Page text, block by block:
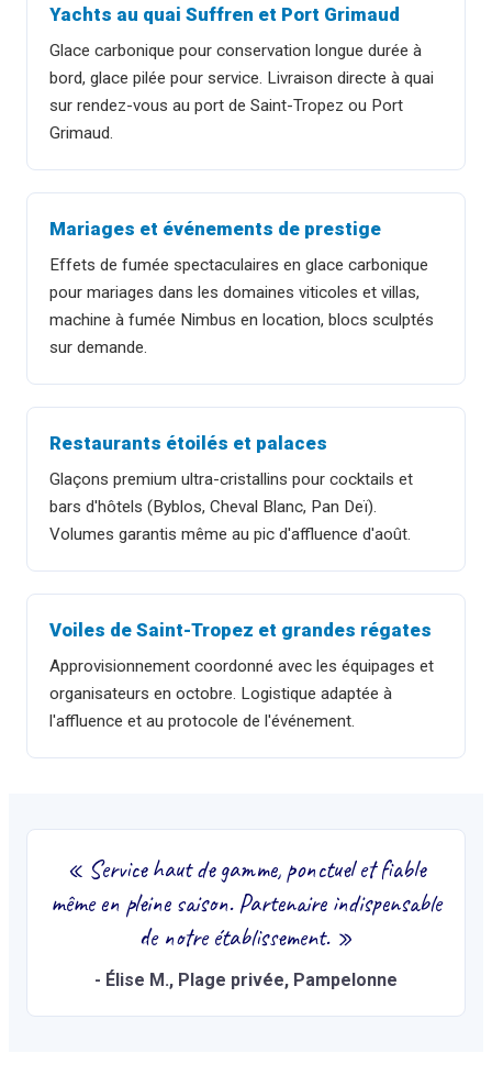
Yachts au quai Suffren et Port Grimaud
Glace carbonique pour conservation longue durée à
bord, glace pilée pour service. Livraison directe à quai
sur rendez-vous au port de Saint-Tropez ou Port
Grimaud.
Mariages et événements de prestige
Effets de fumée spectaculaires en glace carbonique
pour mariages dans les domaines viticoles et villas,
machine à fumée Nimbus en location, blocs sculptés
sur demande.
Restaurants étoilés et palaces
Glaçons premium ultra-cristallins pour cocktails et
bars d'hôtels (Byblos, Cheval Blanc, Pan Deï).
Volumes garantis même au pic d'affluence d'août.
Voiles de Saint-Tropez et grandes régates
Approvisionnement coordonné avec les équipages et
organisateurs en octobre. Logistique adaptée à
l'affluence et au protocole de l'événement.
« Service haut de gamme, ponctuel et fiable
même en pleine saison. Partenaire indispensable
de notre établissement.»
- Élise M., Plage privée, Pampelonne